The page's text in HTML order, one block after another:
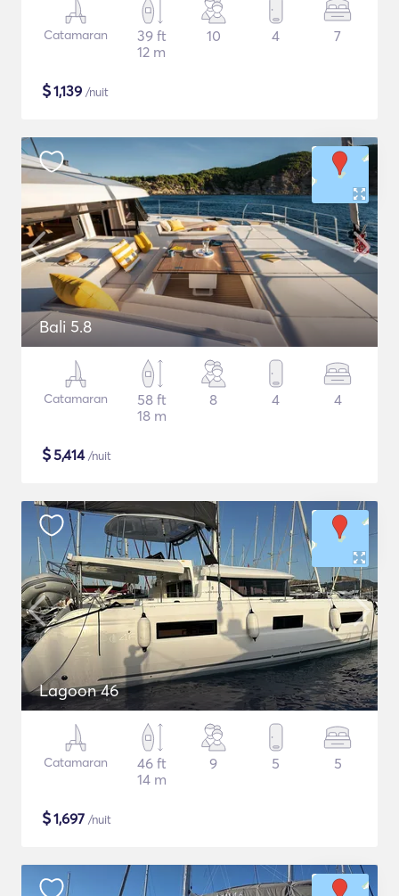
Catamaran
39 ft
12 m
10 4 7
$1,139 /nuit
Bali 5.8
Catamaran
58 ft
18 m
8 4 4
$5,414/nuit
Lagoon 46
Catamaran
46 ft
14 m
9 5 5
$1,697 /nuit